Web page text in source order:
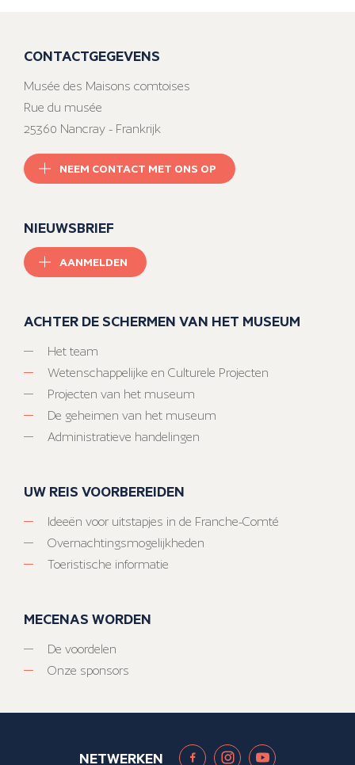
CONTACTGEGEVENS
Musée des Maisons comtoises
Rue du musée
25360 Nancray - Frankrijk
NEEM CONTACT MET ONS OP
NIEUWSBRIEF
AANMELDEN
ACHTER DE SCHERMEN VAN HET MUSEUM
Het team
Wetenschappelijke en Culturele Projecten
Projecten van het museum
De geheimen van het museum
Administratieve handelingen
UW REIS VOORBEREIDEN
Ideeën voor uitstapjes in de Franche-Comté
Overnachtingsmogelijkheden
Toeristische informatie
MECENAS WORDEN
De voordelen
Onze sponsors
NETWERKEN